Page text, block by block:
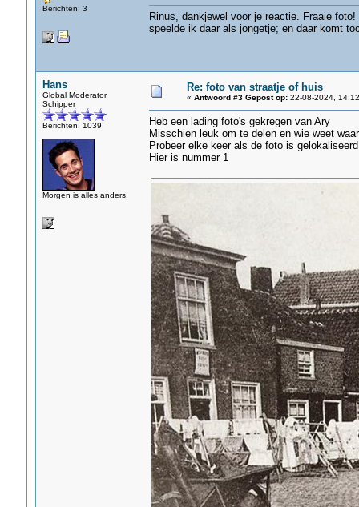
Berichten: 3
Rinus, dankjewel voor je reactie. Fraaie
speelde ik daar als jongetje; en daar komt
Hans
Global Moderator
Schipper
Berichten: 1039
Morgen is alles anders.
Re: foto van straatje of huis
« Antwoord #3 Gepost op:22-08-2024,
Heb een lading foto's gekregen van Ary
Misschien leuk om te delen en wie weet
Probeer elke keer als de foto is
Hier is nummer 1